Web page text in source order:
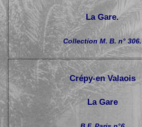
La Gare.
Collection M. B. n° 306.
Crépy-en Valaois
La Gare